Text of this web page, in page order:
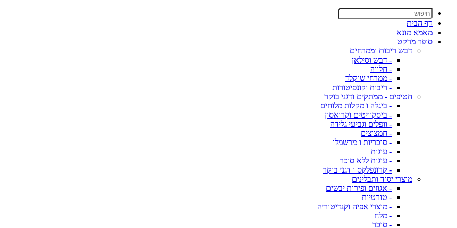
דף הבית
מאמא מונא
סופר מרקט
דבש ריבות וממרחים
- דבש וסילאן
- חלווה
- ממרחי שוקלד
- ריבות וקונפיטורות
חטיפים - ממתקים ודגני בוקר
- ביגלה ו מקלות מלוחים
- ביסקוויטים וקרואסון
- וופלים וגביעי גלידה
- חמצוצים
- סוכריות ו מרשמלו
- עוגות
- עוגות ללא סוכר
- קרונפלקס ו דגני בוקר
מוצרי יסוד ותבלינים
- אגוזים ופירות יבשים
- טורטיות
- מוצרי אפיה וקנדיטוריה
- מלח
- סוכר